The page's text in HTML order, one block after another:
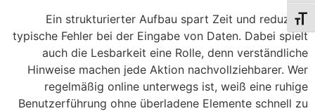
מתג גודל גופן
Ein strukturierter Aufbau spart Zeit und reduziert
typische Fehler bei der Eingabe von Daten. Dabei spielt
auch die Lesbarkeit eine Rolle, denn verständliche
Hinweise machen jede Aktion nachvollziehbarer. Wer
regelmäßig online unterwegs ist, weiß eine ruhige
Benutzerführung ohne überladene Elemente schnell zu